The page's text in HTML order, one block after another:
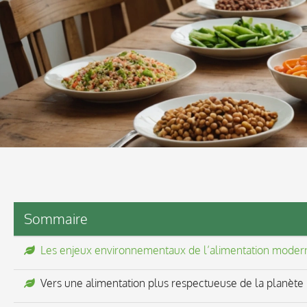
Sommaire
Les enjeux environnementaux de l’alimentation
Vers une alimentation plus respectueuse de la planète